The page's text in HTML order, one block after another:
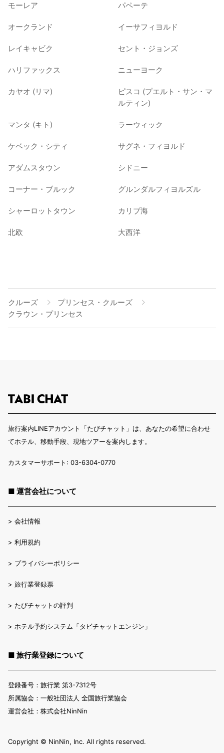
モーレア パペーテ
オークランド イーサフィヨルド
レイキャビク セント・ジョンズ
ハリファックス ニューヨーク
カヤオ (リマ)
ピスコ (プエルト・サン・マ
ルティン)
マンタ (キト) ラーウィック
ケベック・シティ サグネ・フィヨルド
アダムスタウン シドニー
コーナー・ブルック グルンダルフィヨルズル
シャーロットタウン カリブ海
北欧 大西洋
クルーズ
プリンセス・クルーズ
クラウン・プリンセス
旅行案内LINEアカウント「たびチャット」は、あなたの希望に合わせ
てホテル、移動手段、現地ツアーを案内します。
カスタマーサポート: 03-6304-0770
■ 運営会社について
> 会社情報
> 利用規約
> プライバシーポリシー
> 旅行業登録票
> たびチャットの評判
> ホテル予約システム「タビチャットエンジン」
■ 旅行業登録について
登録番号：旅行業 第3-7312号
所属協会：一般社団法人 全国旅行業協会
運営会社：株式会社NinNin
Copyright ©︎ NinNin, Inc. All rights reserved.